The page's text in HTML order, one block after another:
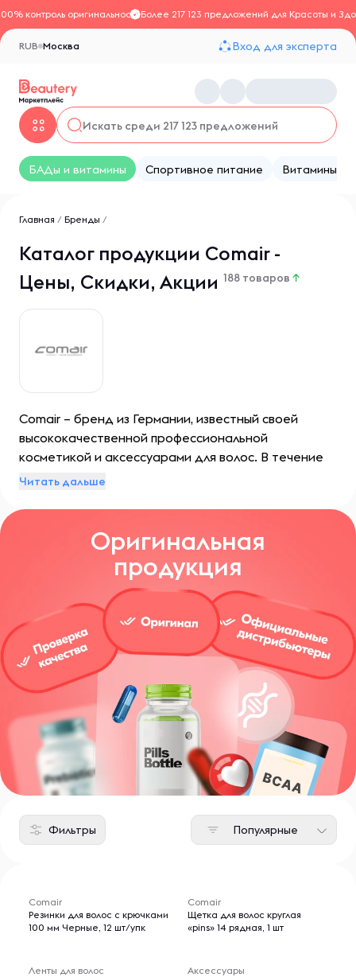
контроль оригинальностиБолее 217 123 предложений для Красоты и
Москва
RUB Вход для эксперта
БАДы и витамины Спортивное питание Витамины
Главная / Бренды /
Каталог продукции Comair -
Цены, Скидки, Акции 188 товаров ↑
Comair – бренд из Германии, известный своей
высококачественной профессиональной
косметикой и аксессуарами для волос. В течение
многих лет компания является ведущим
парикмахерских по всему миру. Каждый продукт
Comair разработан с использованием передовых
технологий и высококачественных ингредиентов.
Читать дальше
Оригинальная
продукция
Фильтры Популярные
Comair
Резинки для волос с крючками
100 мм Черные, 12 шт/упк
Ленты для волос
Comair
Щетка для волос круглая
«pins» 14 рядная, 1 шт
Аксессуары